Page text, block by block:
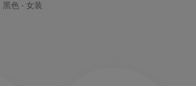
色 - 女装